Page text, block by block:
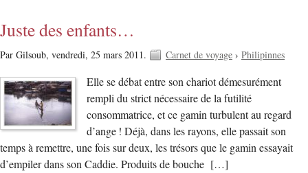
Juste des enfants…
Par Gilsoub, vendredi, 25 mars 2011. Carnet de voyage › Philipinnes
Elle se débat entre son chariot démesurément
rempli du strict nécessaire de la futilité
consommatrice, et ce gamin turbulent au regard
d’ange ! Déjà, dans les rayons, elle passait son
temps à remettre, une fois sur deux, les trésors que le gamin essayait
d’empiler dans son Caddie. Produits de bouche […]